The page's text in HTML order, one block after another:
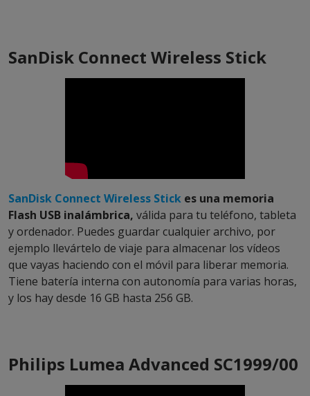
SanDisk Connect Wireless Stick
SanDisk Connect Wireless Stick es una memoria
Flash USB inalámbrica, válida para tu teléfono, tableta
y ordenador. Puedes guardar cualquier archivo, por
ejemplo llevártelo de viaje para almacenar los vídeos
que vayas haciendo con el móvil para liberar memoria.
Tiene batería interna con autonomía para varias horas,
y los hay desde 16 GB hasta 256 GB.
Philips Lumea Advanced SC1999/00